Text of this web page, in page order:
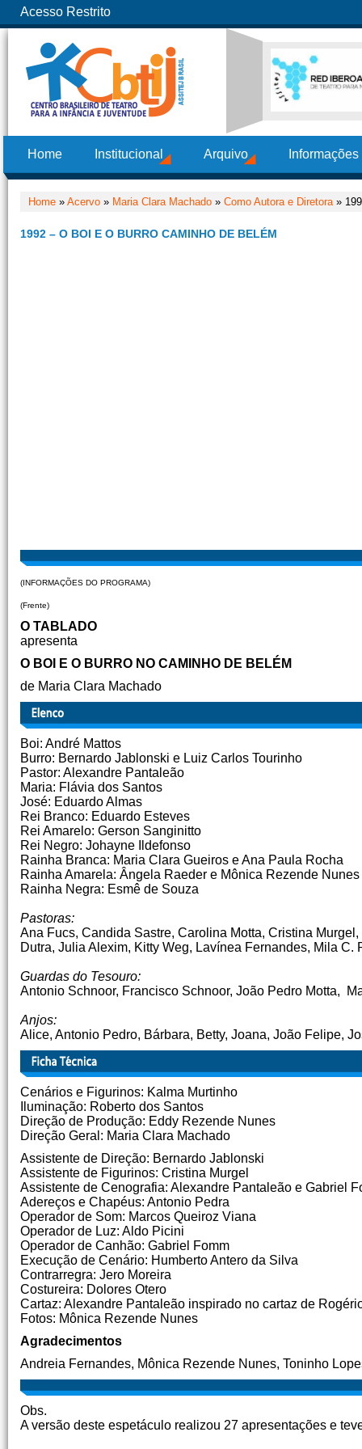
Acesso Restrito
Home Institucional Arquivo
Home » Acervo » Maria Clara Machado » Como Autora e Diretora»
1992 – O BOI E O BURRO CAMINHO DE BELÉM
(INFORMAÇÕES DO PROGRAMA)
(Frente)
O TABLADO
apresenta
O BOI E O BURRO NO CAMINHO DE BELÉM
de Maria Clara Machado
Boi: André Mattos
Burro: Bernardo Jablonski e Luiz Carlos Tourinho
Pastor: Alexandre Pantaleão
Maria: Flávia dos Santos
José: Eduardo Almas
Rei Branco: Eduardo Esteves
Rei Amarelo: Gerson Sanginitto
Rei Negro: Johayne Ildefonso
Rainha Branca: Maria Clara Gueiros e Ana Paula Rocha
Rainha Amarela: Ângela Raeder e Mônica Rezende Nunes
Rainha Negra: Esmê de Souza
Pastoras:
Ana Fucs, Candida Sastre, Carolina Motta, Cristina
Dutra, Julia Alexim, Kitty Weg, Lavínea Fernandes, Mila
Guardas do Tesouro:
Antonio Schnoor, Francisco Schnoor, João Pedro Motta,
Anjos:
Alice, Antonio Pedro, Bárbara, Betty, Joana, João Felipe,
Cenários e Figurinos: Kalma Murtinho
Iluminação: Roberto dos Santos
Direção de Produção: Eddy Rezende Nunes
Direção Geral: Maria Clara Machado
Assistente de Direção: Bernardo Jablonski
Assistente de Figurinos: Cristina Murgel
Assistente de Cenografia: Alexandre Pantaleão e Gabriel
Adereços e Chapéus: Antonio Pedra
Operador de Som: Marcos Queiroz Viana
Operador de Luz: Aldo Picini
Operador de Canhão: Gabriel Fomm
Execução de Cenário: Humberto Antero da Silva
Contrarregra: Jero Moreira
Costureira: Dolores Otero
Cartaz: Alexandre Pantaleão inspirado no cartaz de
Fotos: Mônica Rezende Nunes
Agradecimentos
Andreia Fernandes, Mônica Rezende Nunes, Toninho
Obs.
A versão deste espetáculo realizou 27 apresentações e